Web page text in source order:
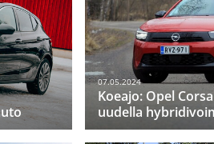
07.05.2024
Koeajo: Opel
uudella